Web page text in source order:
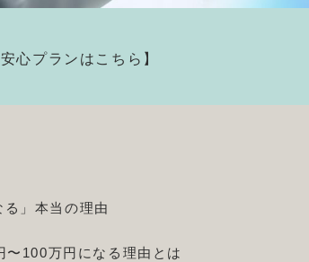
心プランはこちら】
」本当の理由
100万円になる理由とは